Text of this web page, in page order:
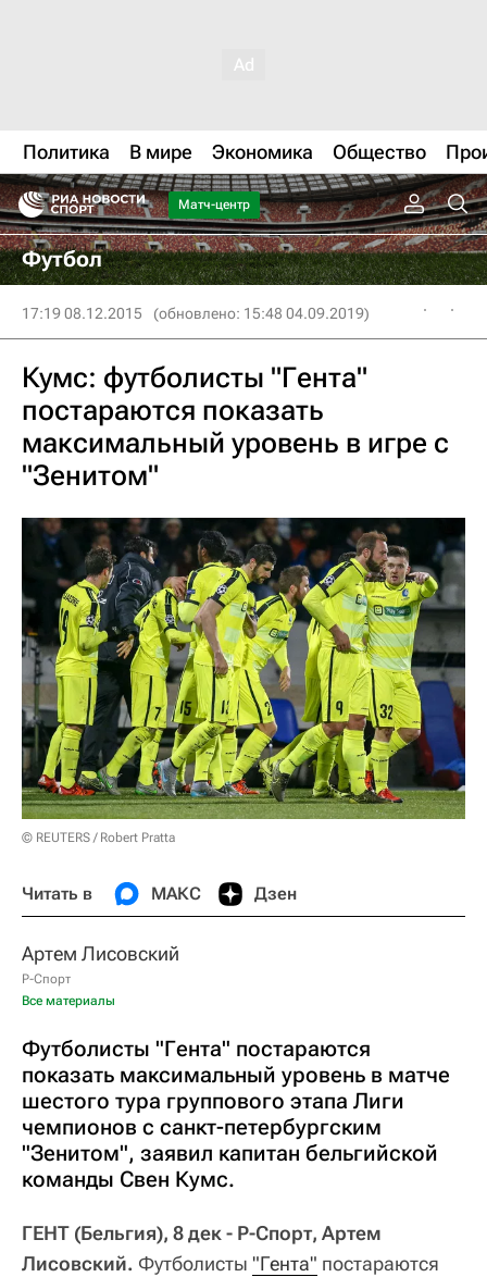
Политика В мире Экономика Общество
Матч-центр
Футбол
17:19 08.12.2015 (обновлено: 15:48 04.09.2019)
Кумс: футболисты "Гента"
постараются показать
максимальный уровень в игре с
"Зенитом"
© REUTERS / Robert Pratta
Читать в МАКС Дзен
Артем Лисовский
Р-Спорт
Все материалы
Футболисты "Гента" постараются
показать максимальный уровень в матче
шестого тура группового этапа Лиги
чемпионов с санкт-петербургским
"Зенитом", заявил капитан бельгийской
команды Свен Кумс.
ГЕНТ (Бельгия), 8 дек - Р-Спорт, Артем
Лисовский. Футболисты "Гента" постараются